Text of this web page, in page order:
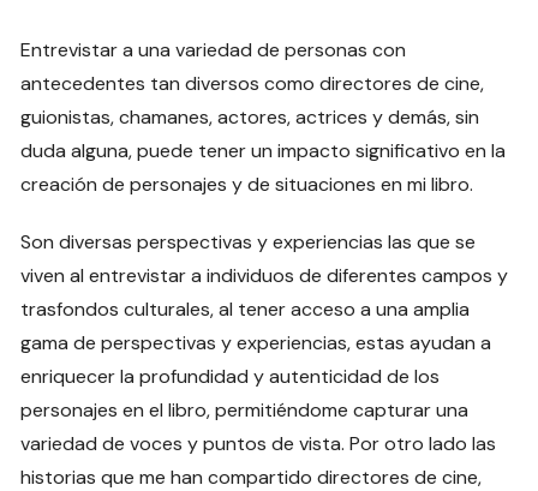
Entrevistar a una variedad de personas con
antecedentes tan diversos como directores de cine,
guionistas, chamanes, actores, actrices y demás, sin
duda alguna, puede tener un impacto significativo en la
creación de personajes y de situaciones en mi libro.
Son diversas perspectivas y experiencias las que se
viven al entrevistar a individuos de diferentes campos y
trasfondos culturales, al tener acceso a una amplia
gama de perspectivas y experiencias, estas ayudan a
enriquecer la profundidad y autenticidad de los
personajes en el libro, permitiéndome capturar una
variedad de voces y puntos de vista. Por otro lado las
historias que me han compartido directores de cine,